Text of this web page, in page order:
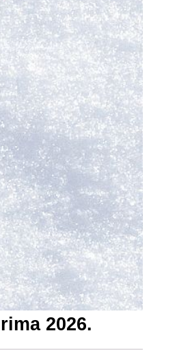
2026.